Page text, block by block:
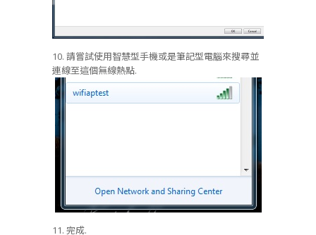
10. 請嘗試使用智慧型手機或是筆記型電腦來搜尋並
連線至這個無線熱點.
11. 完成.